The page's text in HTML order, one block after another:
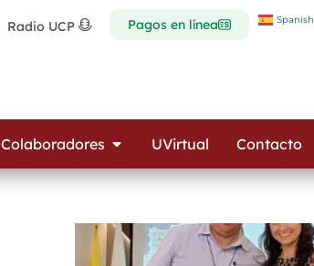
Radio UCP Pagos en línea Spanish
Colaboradores Open Colaboradores
UVirtual Contacto